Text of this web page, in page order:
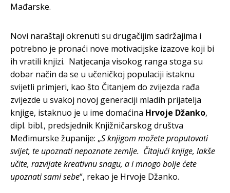
Mađarske.
Novi naraštaji okrenuti su drugačijim sadržajima i
potrebno je pronaći nove motivacijske izazove koji bi
ih vratili knjizi. Natjecanja visokog ranga stoga su
dobar način da se u učeničkoj populaciji istaknu
svijetli primjeri, kao što Čitanjem do zvijezda rađa
zvijezde u svakoj novoj generaciji mladih prijatelja
knjige, istaknuo je u ime domaćina Hrvoje Džanko,
dipl. bibl., predsjednik Knjižničarskog društva
Međimurske županije: „S knjigom možete proputovati
svijet, te upoznati nepoznate zemlje. Čitajući knjige, lakše
učite, razvijate kreativnu snagu, a i mnogo bolje ćete
upoznati sami sebe“, rekao je Hrvoje Džanko.